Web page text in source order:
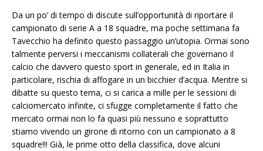
Da un po’ di tempo di discute sull’opportunità di riportare il
campionato di serie A a 18 squadre, ma poche settimana fa
Tavecchio ha definito questo passaggio un’utopia. Ormai sono
talmente perversi i meccanismi collaterali che governano il
calcio che davvero questo sport in generale, ed in Italia in
particolare, rischia di affogare in un bicchier d’acqua. Mentre si
dibatte su questo tema, ci si carica a mille per le sessioni di
calciomercato infinite, ci sfugge completamente il fatto che
mercato ormai non lo fa quasi più nessuno e soprattutto
stiamo vivendo un girone di ritorno con un campionato a 8
squadre!!! Già, le prime otto della classifica, dove alcuni